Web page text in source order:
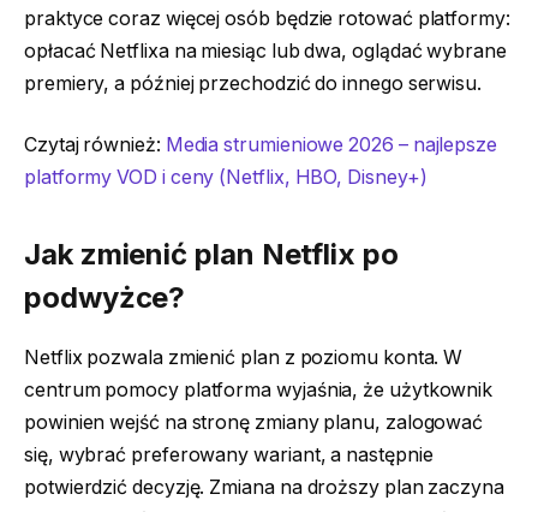
praktyce coraz więcej osób będzie rotować platformy:
opłacać Netflixa na miesiąc lub dwa, oglądać wybrane
premiery, a później przechodzić do innego serwisu.
Czytaj również: Media strumieniowe 2026 – najlepsze
platformy VOD i ceny (Netflix, HBO, Disney+)
Jak zmienić plan Netflix po
podwyżce?
Netflix pozwala zmienić plan z poziomu konta. W
centrum pomocy platforma wyjaśnia, że użytkownik
powinien wejść na stronę zmiany planu, zalogować
się, wybrać preferowany wariant, a następnie
potwierdzić decyzję. Zmiana na droższy plan zaczyna